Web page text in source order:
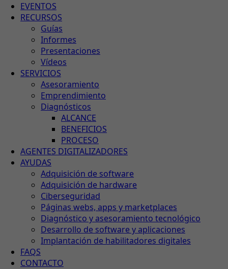
EVENTOS
RECURSOS
Guías
Informes
Presentaciones
Vídeos
SERVICIOS
Asesoramiento
Emprendimiento
Diagnósticos
ALCANCE
BENEFICIOS
PROCESO
AGENTES DIGITALIZADORES
AYUDAS
Adquisición de software
Adquisición de hardware
Ciberseguridad
Páginas webs, apps y marketplaces
Diagnóstico y asesoramiento tecnológico
Desarrollo de software y aplicaciones
Implantación de habilitadores digitales
FAQS
CONTACTO